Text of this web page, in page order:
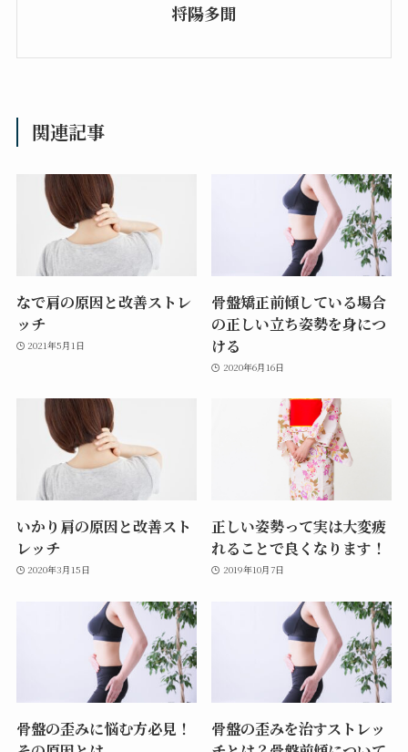
将陽多聞
関連記事
なで肩の原因と改善ストレ
ッチ
2021年5月1日
骨盤矯正前傾している場合
の正しい立ち姿勢を身につ
ける
2020年6月16日
いかり肩の原因と改善スト
レッチ
2020年3月15日
正しい姿勢って実は大変疲
れることで良くなります！
2019年10月7日
骨盤の歪みに悩む方必見！
骨盤の歪みを治すストレッ